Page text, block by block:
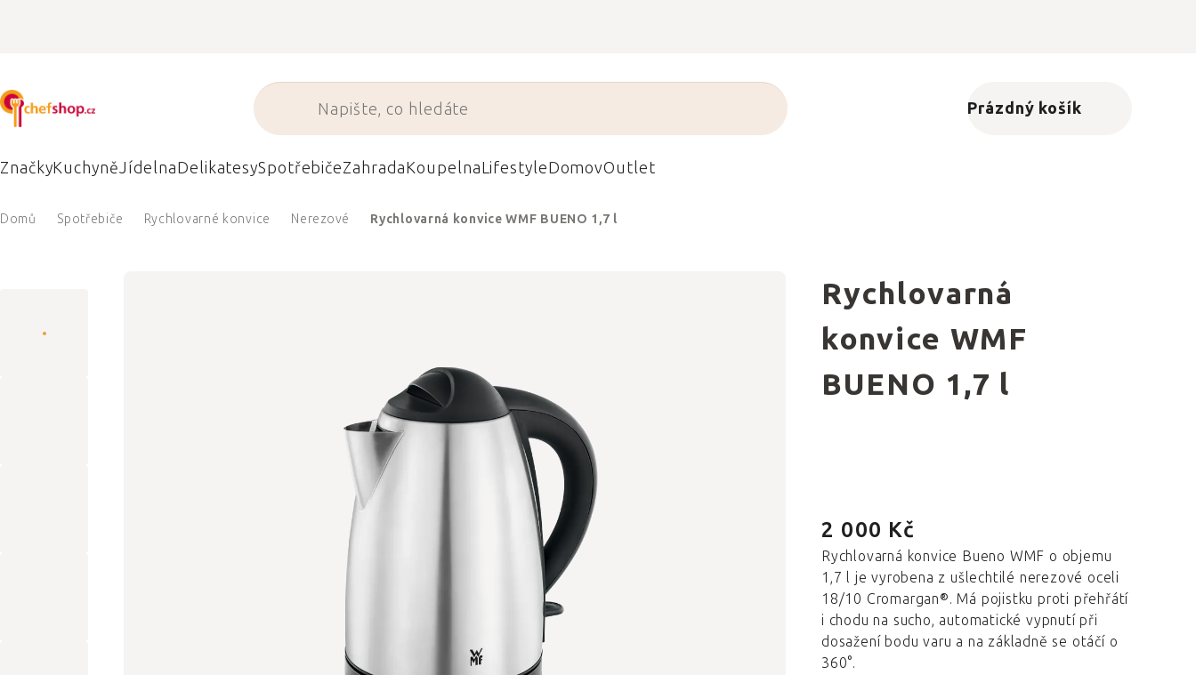
Nákupní košík
Prázdný košík
ZnačkyKuchyněJídelnaDelikatesySpotřebičeZahradaKoupelnaLifestyleDomovOutlet
Domů Spotřebiče Rychlovarné konvice Nerezové Rychlovarná konvice WMF BUENO 1,7 l
Rychlovarná
konvice WMF
BUENO 1,7 l
2 000 Kč
Rychlovarná konvice Bueno WMF o objemu
1,7 l je vyrobena z ušlechtilé nerezové oceli
18/10 Cromargan®. Má pojistku proti přehřátí
i chodu na sucho, automatické vypnutí při
dosažení bodu varu a na základně se otáčí o
360°.